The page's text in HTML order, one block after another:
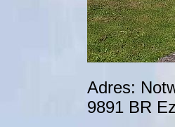
Adres:
9891 BR